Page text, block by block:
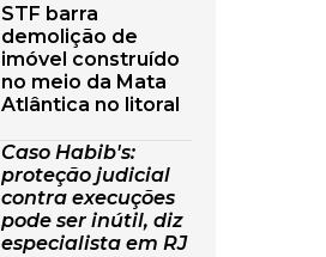
STF barra
demolição de
imóvel construído
no meio da Mata
Atlântica no litoral
Caso Habib's:
proteção judicial
contra execuções
pode ser inútil, diz
especialista em RJ